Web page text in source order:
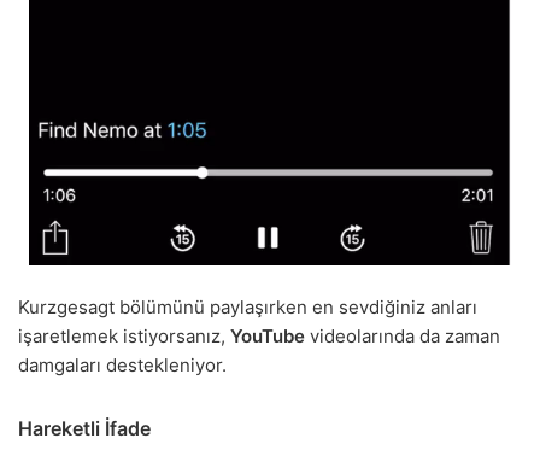
Kurzgesagt bölümünü paylaşırken en sevdiğiniz anları
işaretlemek istiyorsanız, YouTube videolarında da zaman
damgaları destekleniyor.
Hareketli İfade